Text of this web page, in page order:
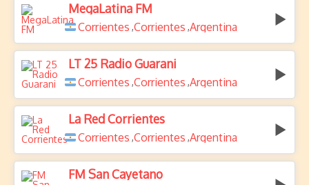
MegaLatina FM
Corrientes ,Corrientes ,Argentina
LT 25 Radio Guarani
Corrientes ,Corrientes ,Argentina
La Red Corrientes
Corrientes ,Corrientes ,Argentina
FM San Cayetano